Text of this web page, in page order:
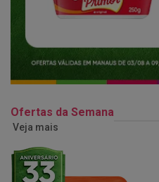
Ofertas da Semana
Veja mais